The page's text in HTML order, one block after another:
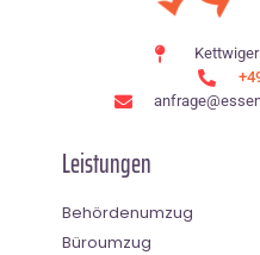
Leistungen
Behördenumzug
Büroumzug